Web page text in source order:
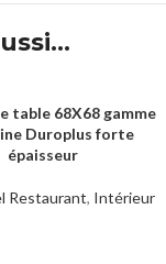
table 68X68 gamme
Duroplus forte
épaisseur
Restaurant, Intérieur